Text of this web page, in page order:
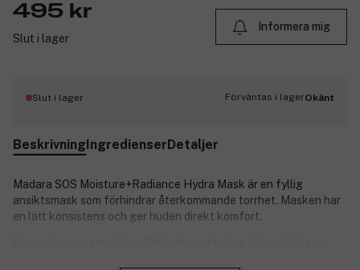
495 kr
Slut i lager
Informera mig
Slut i lager Förväntas i lagerOkänt
BeskrivningIngredienserDetaljer
Madara SOS Moisture+Radiance Hydra Mask är en fyllig
ansiktsmask som förhindrar återkommande torrhet. Masken har
en lätt konsistens och ger huden direkt komfort.